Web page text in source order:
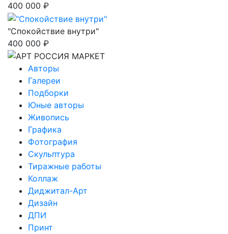
400 000 ₽
"Спокойствие внутри"
400 000 ₽
Авторы
Галереи
Подборки
Юные авторы
Живопись
Графика
Фотография
Скульптура
Тиражные работы
Коллаж
Диджитал-Арт
Дизайн
ДПИ
Принт